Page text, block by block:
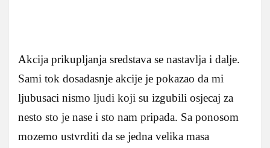
Akcija prikupljanja sredstava se nastavlja i dalje.
Sami tok dosadasnje akcije je pokazao da mi
ljubusaci nismo ljudi koji su izgubili osjecaj za
nesto sto je nase i sto nam pripada. Sa ponosom
mozemo ustvrditi da se jedna velika masa